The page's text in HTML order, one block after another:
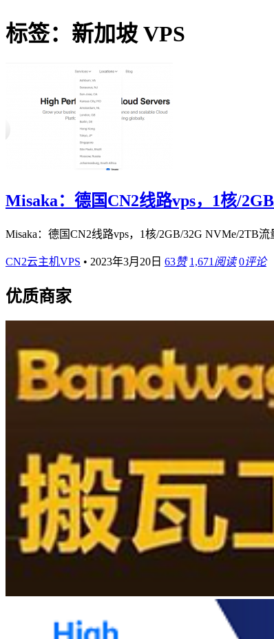
标签：新加坡 VPS
Misaka：德国CN2线路vps，1核/
Misaka：德国CN2线路vps，1核/2GB/32G NVMe/2TB流
CN2云主机VPS • 2023年3月20日 63赞 1,671 阅读 0评论
优质商家